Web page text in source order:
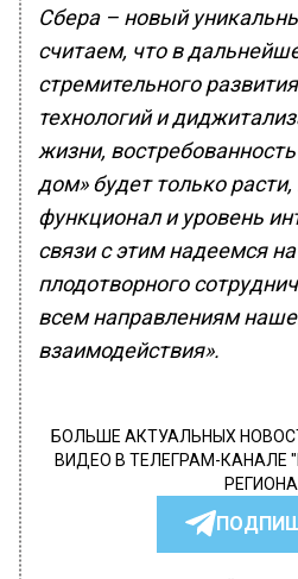
Сбера – новый
считаем, что в
стремительного
технологий и
жизни,
дом» будет только расти,
функционал и уровень
связи с этим надеемся
плодотворного
всем направлениям
взаимодействия».
БОЛЬШЕ АКТУАЛЬНЫХ
ВИДЕО В ТЕЛЕГРАМ-КАНАЛЕ